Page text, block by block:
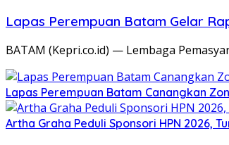
Lapas Perempuan Batam Gelar
BATAM (Kepri.co.id) — Lembaga
Lapas Perempuan Batam Canangkan
Artha Graha Peduli Sponsori HPN 2026,